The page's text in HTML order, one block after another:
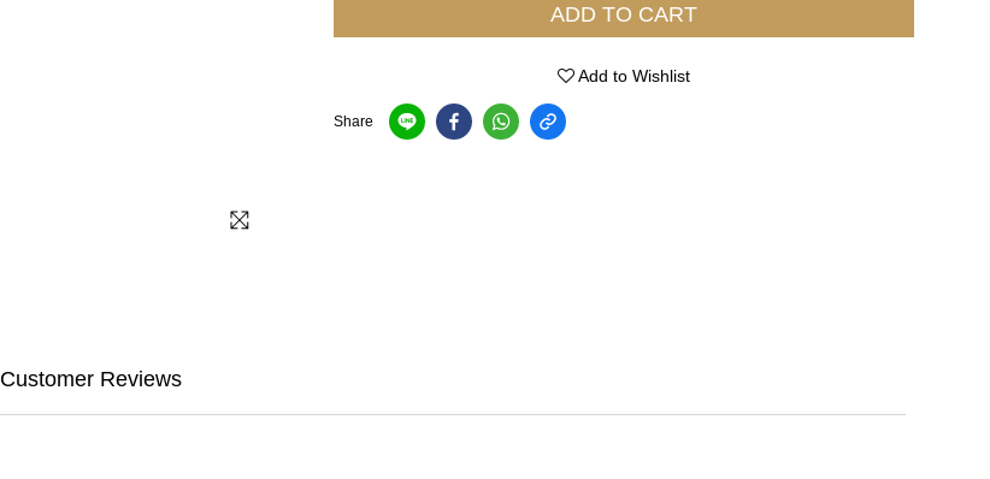
ADD TO CART
Add to Wishlist
Share
Customer Reviews